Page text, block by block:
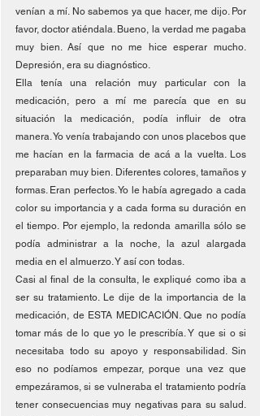
venían a mí. No sabemos ya que hacer, me dijo. Por
favor, doctor atiéndala. Bueno, la verdad me pagaba
muy bien. Así que no me hice esperar mucho.
Depresión, era su diagnóstico.
Ella tenía una relación muy particular con la
medicación, pero a mí me parecía que en su
situación la medicación, podía influir de otra
manera. Yo venía trabajando con unos placebos que
me hacían en la farmacia de acá a la vuelta. Los
preparaban muy bien. Diferentes colores, tamaños y
formas. Eran perfectos. Yo le había agregado a cada
color su importancia y a cada forma su duración en
el tiempo. Por ejemplo, la redonda amarilla sólo se
podía administrar a la noche, la azul alargada
media en el almuerzo. Y así con todas.
Casi al final de la consulta, le expliqué como iba a
ser su tratamiento. Le dije de la importancia de la
medicación, de ESTA MEDICACIÓN. Que no podía
tomar más de lo que yo le prescribía. Y que si o si
necesitaba todo su apoyo y responsabilidad. Sin
eso no podíamos empezar, porque una vez que
empezáramos, si se vulneraba el tratamiento podría
tener consecuencias muy negativas para su salud.